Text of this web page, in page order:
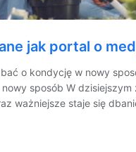
jak portal o
o kondycję w nowy
sposób W dzisiejszym
ważniejsze staje się